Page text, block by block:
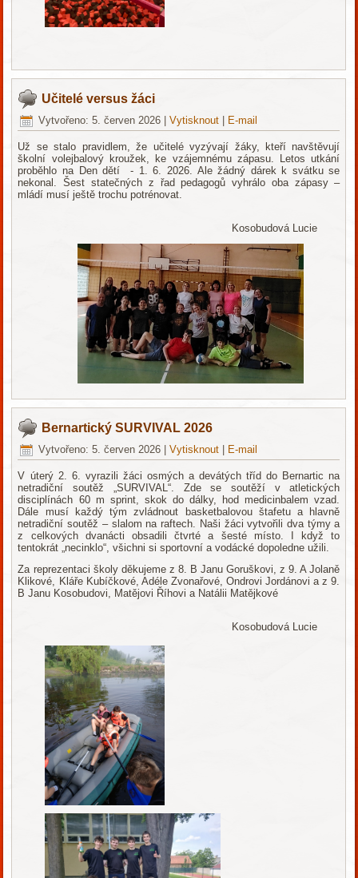
Učitelé versus žáci
Vytvořeno: 5. červen 2026 |Vytisknout E-mail
Už se stalo pravidlem, že učitelé vyzývají žáky, kteří navštěvují
školní volejbalový kroužek, ke vzájemnému zápasu. Letos utkání
proběhlo na Den dětí - 1. 6. 2026. Ale žádný dárek k svátku se
nekonal. Šest statečných z řad pedagogů vyhrálo oba zápasy –
mládí musí ještě trochu potrénovat.
Kosobudová Lucie
Bernartický SURVIVAL 2026
Vytvořeno: 5. červen 2026 |Vytisknout E-mail
V úterý 2. 6. vyrazili žáci osmých a devátých tříd do Bernartic na
netradiční soutěž „SURVIVAL“. Zde se soutěží v atletických
disciplínách 60 m sprint, skok do dálky, hod medicinbalem vzad.
Dále musí každý tým zvládnout basketbalovou štafetu a hlavně
netradiční soutěž – slalom na raftech. Naši žáci vytvořili dva týmy a
z celkových dvanácti obsadili čtvrté a šesté místo. I když to
tentokrát „necinklo“, všichni si sportovní a vodácké dopoledne užili.
Za reprezentaci školy děkujeme z 8. B Janu Goruškovi, z 9. A Jolaně
Klikové, Kláře Kubíčkové, Adéle Zvonařové, Ondrovi Jordánovi a z 9.
B Janu Kosobudovi, Matějovi Říhovi a Natálii Matějkové
Kosobudová Lucie